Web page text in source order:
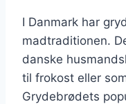
I Danmark har
madtraditionen.
danske
til frokost eller
Grydebrødets